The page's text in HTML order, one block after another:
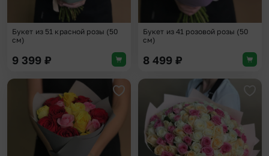
Букет из 51 красной розы (50
см)
9 399 ₽
Букет из 41 розовой розы (50
см)
8 499 ₽
Добавить в избранное